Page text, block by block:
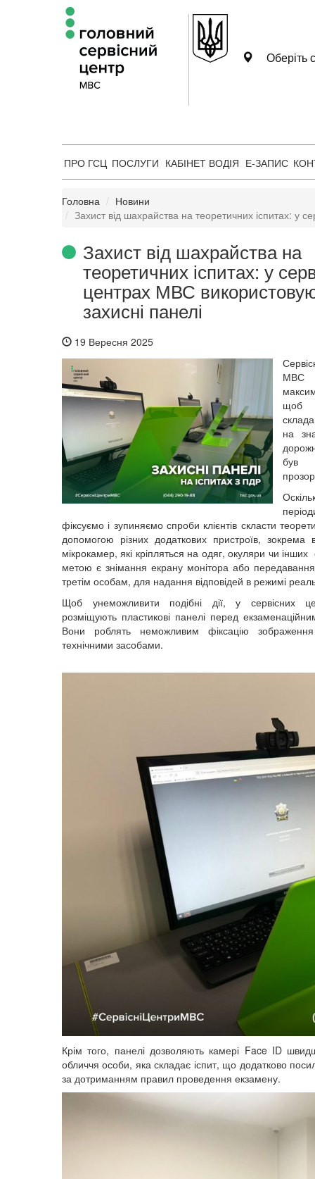
Оберіть
ПРО ГСЦ ПОСЛУГИ КАБІНЕТ ВОДІЯ Е-ЗАПИС
Головна
Новини
Захист від шахрайства на теоретичних іспитах: у
Захист від шахрайства на
теоретичних іспитах: у
центрах МВС
захисні панелі
19 Вересня 2025
МВС
щоб
на
був
фіксуємо і зупиняємо спроби клієнтів скласти
допомогою різних додаткових пристроїв, зокрема
мікрокамер, які кріпляться на одяг, окуляри чи інших
метою є знімання екрану монітора або
третім особам, для надання відповідей в режимі
Щоб унеможливити подібні дії, у сервісних
розміщують пластикові панелі перед
Вони роблять неможливим фіксацію зображення
технічними засобами.
Крім того, панелі дозволяють камері Face ID
обличчя особи, яка складає іспит, що додатково
за дотриманням правил проведення екзамену.